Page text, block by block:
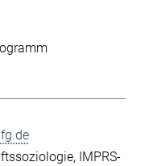
IMPRS-